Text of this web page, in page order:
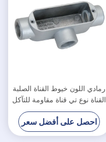
رمادي اللون خيوط القناة الصلبة
القناة نوع تي قناة مقاومة للتآكل
الجسم
احصل على أفضل سعر